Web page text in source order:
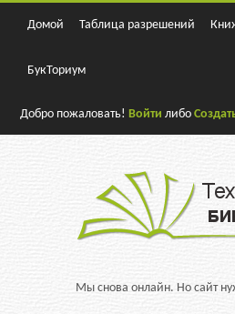
Домой Таблица разрешений
БукТориум
Добро пожаловать!Войти либо
Мы снова онлайн. Но сайт